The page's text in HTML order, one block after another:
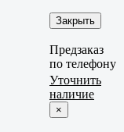
Закрыть
Предзаказ
по телефону
Уточнить
наличие
×